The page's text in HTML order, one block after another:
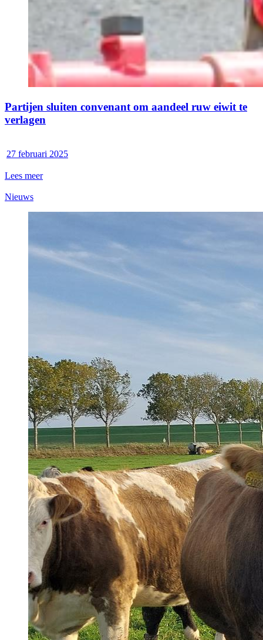
Partijen sluiten convenant om aandeel ruw eiwit te
verlagen
27 februari 2025
Lees meer
Nieuws